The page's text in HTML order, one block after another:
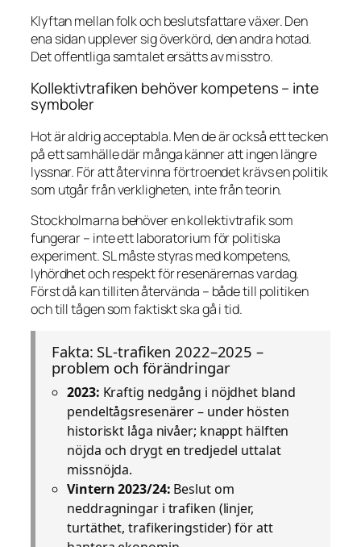
Klyftan mellan folk och beslutsfattare växer. Den
ena sidan upplever sig överkörd, den andra hotad.
Det offentliga samtalet ersätts av misstro.
Kollektivtrafiken behöver kompetens – inte
symboler
Hot är aldrig acceptabla. Men de är också ett tecken
på ett samhälle där många känner att ingen längre
lyssnar. För att återvinna förtroendet krävs en politik
som utgår från verkligheten, inte från teorin.
Stockholmarna behöver en kollektivtrafik som
fungerar – inte ett laboratorium för politiska
experiment. SL måste styras med kompetens,
lyhördhet och respekt för resenärernas vardag.
Först då kan tilliten återvända – både till politiken
och till tågen som faktiskt ska gå i tid.
Fakta: SL-trafiken 2022–2025 –
problem och förändringar
2023: Kraftig nedgång i nöjdhet bland
pendeltågsresenärer – under hösten
historiskt låga nivåer; knappt hälften
nöjda och drygt en tredjedel uttalat
missnöjda.
Vintern 2023/24: Beslut om
neddragningar i trafiken (linjer,
turtäthet, trafikeringstider) för att